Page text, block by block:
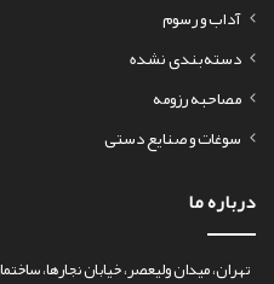
آداب و رسوم
دسته‌بندی نشده
مصاحبه رزومه
سوغات و صنایع دستی
درباره ما